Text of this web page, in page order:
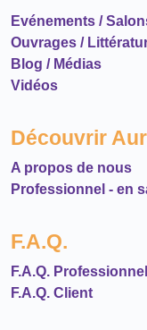
Evénements /
Ouvrages /
Blog / Médias
Vidéos
Découvrir
A propos de nous
Professionnel - en
F.A.Q.
F.A.Q. Professionnel
F.A.Q. Client